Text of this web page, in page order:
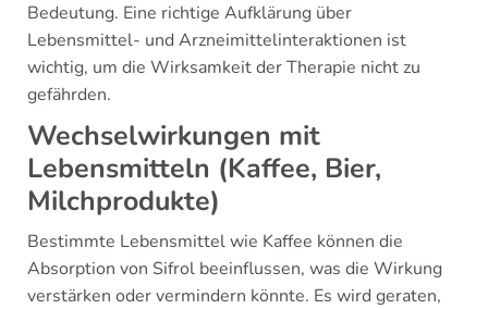
Bedeutung. Eine richtige Aufklärung über
Lebensmittel- und Arzneimittelinteraktionen ist
wichtig, um die Wirksamkeit der Therapie nicht zu
gefährden.
Wechselwirkungen mit
Lebensmitteln (Kaffee, Bier,
Milchprodukte)
Bestimmte Lebensmittel wie Kaffee können die
Absorption von Sifrol beeinflussen, was die Wirkung
verstärken oder vermindern könnte. Es wird geraten,